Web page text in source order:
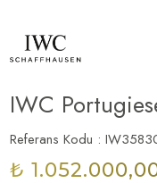
IWC
Referans Kodu :
₺